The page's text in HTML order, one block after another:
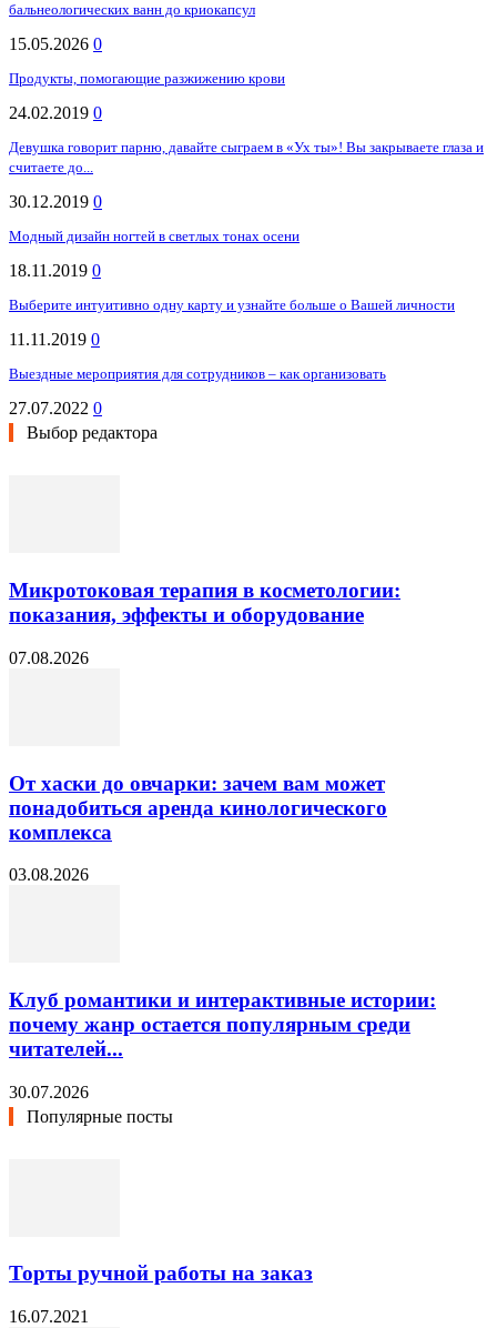
бальнеологических ванн до криокапсул
15.05.2026 0
Продукты, помогающие разжижению крови
24.02.2019 0
Девушка говорит парню, давайте сыграем в «Ух ты»! Вы закрываете глаза и
считаете до...
30.12.2019 0
Модный дизайн ногтей в светлых тонах осени
18.11.2019 0
Выберите интуитивно одну карту и узнайте больше о Вашей личности
11.11.2019 0
Выездные мероприятия для сотрудников – как организовать
27.07.2022 0
Выбор редактора
Микротоковая терапия в косметологии:
показания, эффекты и оборудование
07.08.2026
От хаски до овчарки: зачем вам может
понадобиться аренда кинологического
комплекса
03.08.2026
Клуб романтики и интерактивные истории:
почему жанр остается популярным среди
читателей...
30.07.2026
Популярные посты
Торты ручной работы на заказ
16.07.2021